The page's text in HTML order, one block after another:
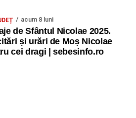
acum 8 luni
de Sfântul Nicolae 2025.
și urări de Moș Nicolae
cei dragi | sebesinfo.ro